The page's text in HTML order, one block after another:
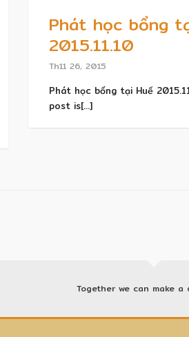
Phát học bổng
2015.11.10
Th11 26, 2015
Phát học bổng tại Huế
post is[...]
Together we can make a